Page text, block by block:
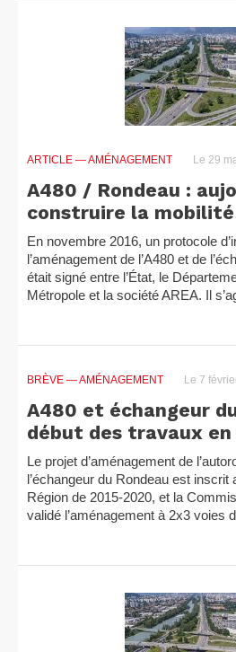
ARTICLE — AMÉNAGEMENT Le 29
A480 / Rondeau :
construire la mobilité
En novembre 2016, un protocole
l’aménagement de l’A480 et de
était signé entre l’État, le
Métropole et la société AREA. Il
BRÈVE — AMÉNAGEMENT Le 7
A480 et échangeur
début des travaux en
Le projet d’aménagement de
l’échangeur du Rondeau est inscrit
Région de 2015-2020, et la
validé l’aménagement à 2x3 voies